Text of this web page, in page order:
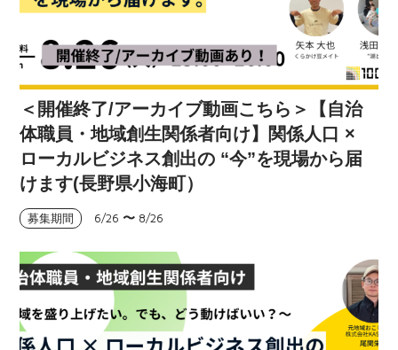
＜開催終了/アーカイブ動画こちら＞【自治
体職員・地域創生関係者向け】関係人口 ×
ローカルビジネス創出の “今”を現場から届
けます(長野県小海町）
募集期間 6/26 〜 8/26